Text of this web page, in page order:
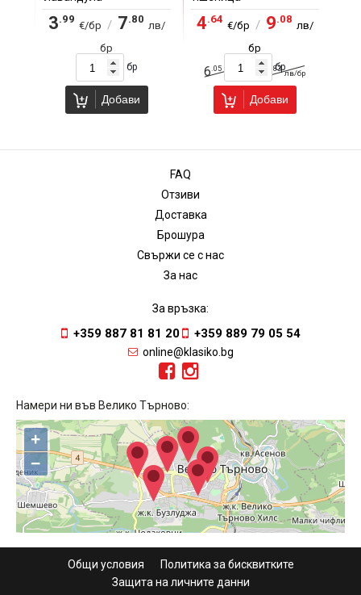
3.99
€/бр / 7.80
лв/
бр
бр
Добави
4.64
€/бр / 9.08
лв/
бр
6 .05
€/бр 11 .83
лв/бр
бр
Добави
FAQ
Отзиви
Доставка
Брошура
Свържи се с нас
За нас
За връзка:
+359 887 81 81 20 +359 889 79 05 54
online@klasiko.bg
Намери ни във Велико Търново:
+
−
Общи условия
Политика за бисквитките
Защита на личните данни